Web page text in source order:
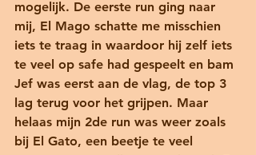
mogelijk. De eerste run ging naar
mij, El Mago schatte me misschien
iets te traag in waardoor hij zelf iets
te veel op safe had gespeelt en bam
Jef was eerst aan de vlag, de top 3
lag terug voor het grijpen. Maar
helaas mijn 2de run was weer zoals
bij El Gato, een beetje te veel